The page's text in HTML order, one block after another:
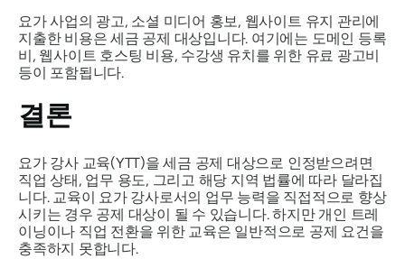
요가 사업의 광고, 소셜 미디어 홍보, 웹사이트 유지 관리에
지출한 비용은 세금 공제 대상입니다. 여기에는 도메인 등록
비, 웹사이트 호스팅 비용, 수강생 유치를 위한 유료 광고비
등이 포함됩니다.
결론
요가 강사 교육(YTT)을 세금 공제 대상으로 인정받으려면
직업 상태, 업무 용도, 그리고 해당 지역 법률에 따라 달라집
니다. 교육이 요가 강사로서의 업무 능력을 직접적으로 향상
시키는 경우 공제 대상이 될 수 있습니다. 하지만 개인 트레
이닝이나 직업 전환을 위한 교육은 일반적으로 공제 요건을
충족하지 못합니다.